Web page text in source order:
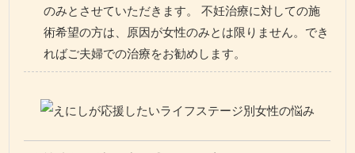
のみとさせていただきます。 不妊治療に対しての施
術希望の方は、原因が女性のみとは限りません。でき
ればご夫婦での治療をお勧めします。